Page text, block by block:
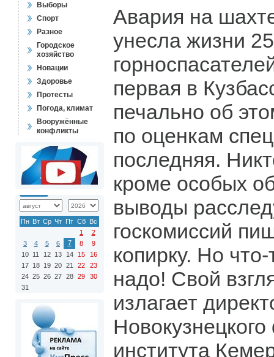
Выборы
Спорт
Разное
Городское
хозяйство
Новации
Здоровье
Протесты
Погода, климат
Вооружённые
конфликты
Пн Вт Ср Чт Пт Сб Вс
1
2
3
4 5 6 7 8
9
10 11 12 13 14 15
16
17 18 19 20 21 22
23
24 25 26 27 28 29
30
31
Авария на
унесла жизни
первая в
печально об
по оценкам
последняя.
кроме особых
выводы
госкомиссий
копирку. Но
надо! Свой
излагает
института